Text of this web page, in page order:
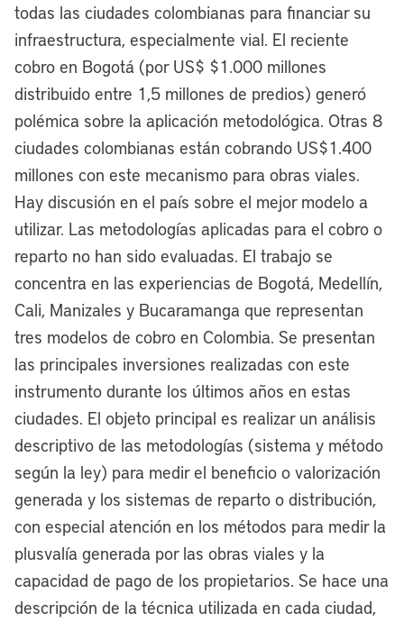
todas las ciudades colombianas para financiar su
infraestructura, especialmente vial. El reciente
cobro en Bogotá (por US$ $1.000 millones
distribuido entre 1,5 millones de predios) generó
polémica sobre la aplicación metodológica. Otras 8
ciudades colombianas están cobrando US$1.400
millones con este mecanismo para obras viales.
Hay discusión en el país sobre el mejor modelo a
utilizar. Las metodologías aplicadas para el cobro o
reparto no han sido evaluadas. El trabajo se
concentra en las experiencias de Bogotá, Medellín,
Cali, Manizales y Bucaramanga que representan
tres modelos de cobro en Colombia. Se presentan
las principales inversiones realizadas con este
instrumento durante los últimos años en estas
ciudades. El objeto principal es realizar un análisis
descriptivo de las metodologías (sistema y método
según la ley) para medir el beneficio o valorización
generada y los sistemas de reparto o distribución,
con especial atención en los métodos para medir la
plusvalía generada por las obras viales y la
capacidad de pago de los propietarios. Se hace una
descripción de la técnica utilizada en cada ciudad,